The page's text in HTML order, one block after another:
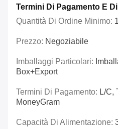
Termini Di Pagamento E
Quantità Di Ordine Minimo:
Prezzo: Negoziabile
Imballaggi Particolari:
Box+Export
Termini Di Pagamento: L/C,
MoneyGram
Capacità Di Alimentazione: